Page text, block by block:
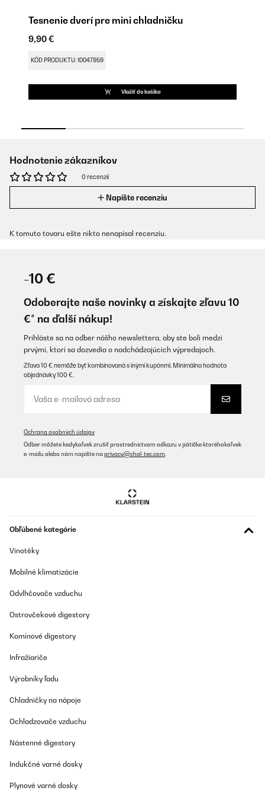
Tesnenie dverí pre mini chladničku
9,90 €
KÓD PRODUKTU: 10047959
Vložiť do košíka
Hodnotenie zákazníkov
0 recenzií
Napíšte recenziu
K tomuto tovaru ešte nikto nenapísal recenziu.
-10 €
Odoberajte naše novinky a získajte zľavu 10
€* na ďalší nákup!
Prihláste sa na odber nášho newslettera, aby ste boli medzi
prvými, ktorí sa dozvedia o nadchádzajúcich výpredajoch.
Zľava 10 € nemôže byť kombinovaná s inými kupónmi. Minimálna hodnota
objednávky 100 €.
Ochrana osobných údajov
Odber môžete kedykoľvek zrušiť prostredníctvom odkazu v pätičke ktoréhokoľvek
e-mailu alebo nám napíšte na privacy@chal-tec.com
Obľúbené kategórie
Vinotéky
Mobilné klimatizácie
Odvlhčovače vzduchu
Ostrovčekové digestory
Komínové digestory
Infražiariče
Výrobníky ľadu
Chladničky na nápoje
Ochladzovače vzduchu
Nástenné digestory
Indukčné varné dosky
Plynové varné dosky